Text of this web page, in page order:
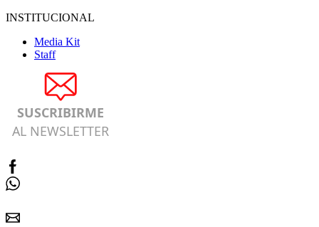
INSTITUCIONAL
Media Kit
Staff
SUSCRIBIRME
AL NEWSLETTER